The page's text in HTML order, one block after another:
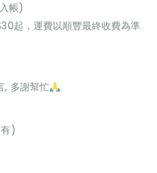
帳)
起，運費以順豐最終收費為準
, 多謝幫忙
)